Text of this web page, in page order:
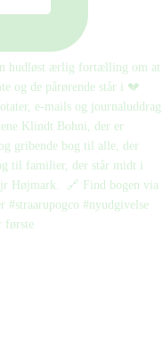
første